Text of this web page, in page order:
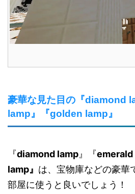
豪華な見た目の『diamond
lamp』『golden lamp』
『diamond lamp 』『emerald
lamp』 は、宝物庫などの豪華
部屋に使うと良いでしょう！